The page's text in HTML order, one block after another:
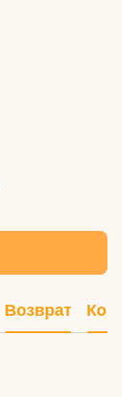
Возврат